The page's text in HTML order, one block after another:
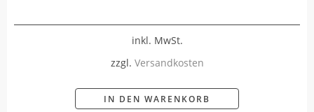
inkl. MwSt.
zzgl. Versandkosten
IN DEN WARENKORB